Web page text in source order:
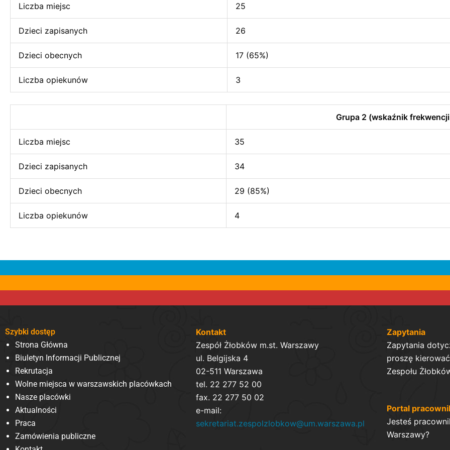
Liczba miejsc 25
Dzieci zapisanych 26
Dzieci obecnych 17 (65%)
Liczba opiekunów 3
Grupa 2 (wskaźnik
Liczba miejsc 35
Dzieci zapisanych 34
Dzieci obecnych 29 (85%)
Liczba opiekunów 4
Szybki dostęp
Strona Główna
Biuletyn Informacji Publicznej
Rekrutacja
Wolne miejsca w warszawskich placówkach
Nasze placówki
Aktualności
Praca
Zamówienia publiczne
Kontakt
Zespół Żłobków m.st. Warszawy
ul. Belgijska 4
02-511 Warszawa
tel. 22 277 52 00
fax. 22 277 50 02
e-mail:
sekretariat.zespolzlobkow@um.warszawa.pl
Zapytania
Zapytania
proszę
Zespołu
Portal
Jesteś
Warszawy?